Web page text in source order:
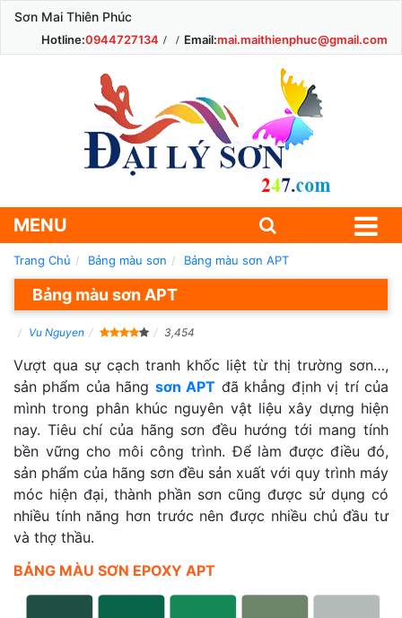
Sơn Mai Thiên Phúc
Hotline:0944727134 Email:mai.maithienphuc@gmail.com
MENU
Trang Chủ Bảng màu sơn Bảng màu sơn APT
Bảng màu sơn APT
Vu Nguyen 3,454
Vượt qua sự cạch tranh khốc liệt từ thị trường sơn…,
sản phẩm của hãng sơn APT đã khẳng định vị trí của
mình trong phân khúc nguyên vật liệu xây dựng hiện
nay. Tiêu chí của hãng sơn đều hướng tới mang tính
bền vững cho môi công trình. Để làm được điều đó,
sản phẩm của hãng sơn đều sản xuất với quy trình máy
móc hiện đại, thành phần sơn cũng được sử dụng có
nhiều tính năng hơn trước nên được nhiều chủ đầu tư
và thợ thầu.
BẢNG MÀU SƠN EPOXY APT